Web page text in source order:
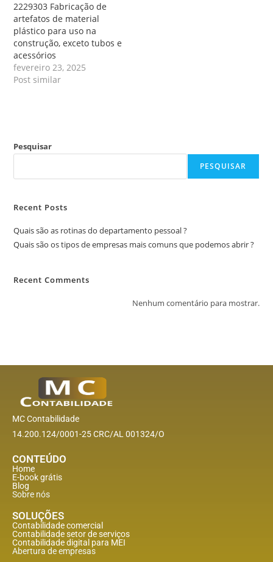
2229303 Fabricação de
artefatos de material
plástico para uso na
construção, exceto tubos e
acessórios
fevereiro 23, 2025
Post similar
Pesquisar
PESQUISAR
Recent Posts
Quais são as rotinas do departamento pessoal ?
Quais são os tipos de empresas mais comuns que podemos abrir ?
Recent Comments
Nenhum comentário para mostrar.
MC Contabilidade
14.200.124/0001-25 CRC/AL 001324/O
CONTEÚDO
Home
E-book grátis
Blog
Sobre nós
SOLUÇÕES
Contabilidade comercial
Contabilidade setor deserviços
Contabilidade digital para MEI
Abertura de empresas